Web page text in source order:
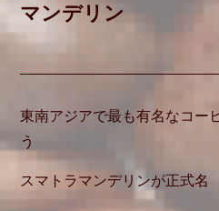
マンデリン
東南アジアで最も有名なコー
う
スマトラマンデリンが正式名